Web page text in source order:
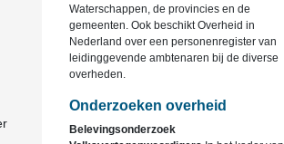
Waterschappen, de provincies en de
gemeenten. Ook beschikt Overheid in
Nederland over een personenregister van
leidinggevende ambtenaren bij de diverse
overheden.
Onderzoeken overheid
Belevingsonderzoek